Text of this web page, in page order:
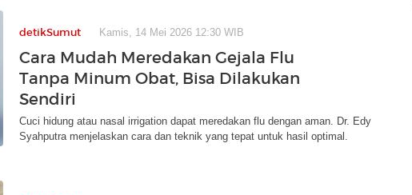
detikSumut Kamis, 14 Mei 2026 12:30 WIB
Cara Mudah Meredakan Gejala Flu
Tanpa Minum Obat, Bisa Dilakukan
Sendiri
Cuci hidung atau nasal irrigation dapat meredakan flu dengan aman. Dr. Edy
Syahputra menjelaskan cara dan teknik yang tepat untuk hasil optimal.